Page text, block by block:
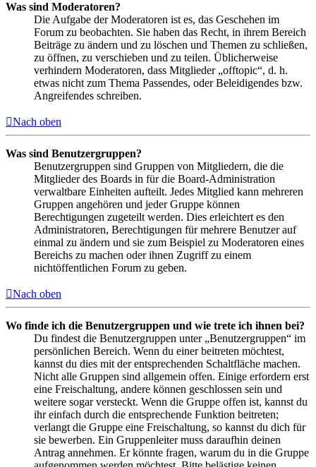
Was sind Moderatoren?
Die Aufgabe der Moderatoren ist es, das Geschehen im
Forum zu beobachten. Sie haben das Recht, in ihrem Bereich
Beiträge zu ändern und zu löschen und Themen zu schließen,
zu öffnen, zu verschieben und zu teilen. Üblicherweise
verhindern Moderatoren, dass Mitglieder „offtopic“, d. h.
etwas nicht zum Thema Passendes, oder Beleidigendes bzw.
Angreifendes schreiben.
Nach oben
Was sind Benutzergruppen?
Benutzergruppen sind Gruppen von Mitgliedern, die die
Mitglieder des Boards in für die Board-Administration
verwaltbare Einheiten aufteilt. Jedes Mitglied kann mehreren
Gruppen angehören und jeder Gruppe können
Berechtigungen zugeteilt werden. Dies erleichtert es den
Administratoren, Berechtigungen für mehrere Benutzer auf
einmal zu ändern und sie zum Beispiel zu Moderatoren eines
Bereichs zu machen oder ihnen Zugriff zu einem
nichtöffentlichen Forum zu geben.
Nach oben
Wo finde ich die Benutzergruppen und wie trete ich ihnen bei?
Du findest die Benutzergruppen unter „Benutzergruppen“ im
persönlichen Bereich. Wenn du einer beitreten möchtest,
kannst du dies mit der entsprechenden Schaltfläche machen.
Nicht alle Gruppen sind allgemein offen. Einige erfordern erst
eine Freischaltung, andere können geschlossen sein und
weitere sogar versteckt. Wenn die Gruppe offen ist, kannst du
ihr einfach durch die entsprechende Funktion beitreten;
verlangt die Gruppe eine Freischaltung, so kannst du dich für
sie bewerben. Ein Gruppenleiter muss daraufhin deinen
Antrag annehmen. Er könnte fragen, warum du in die Gruppe